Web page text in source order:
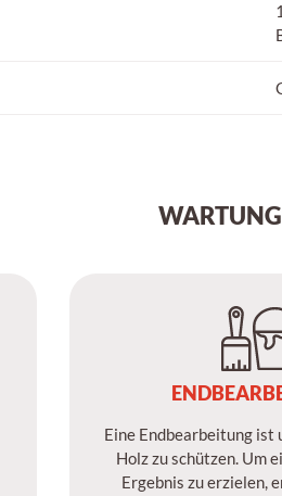
Eine Endbearbeitung ist
Holz zu schützen. Um
Ergebnis zu erzielen,